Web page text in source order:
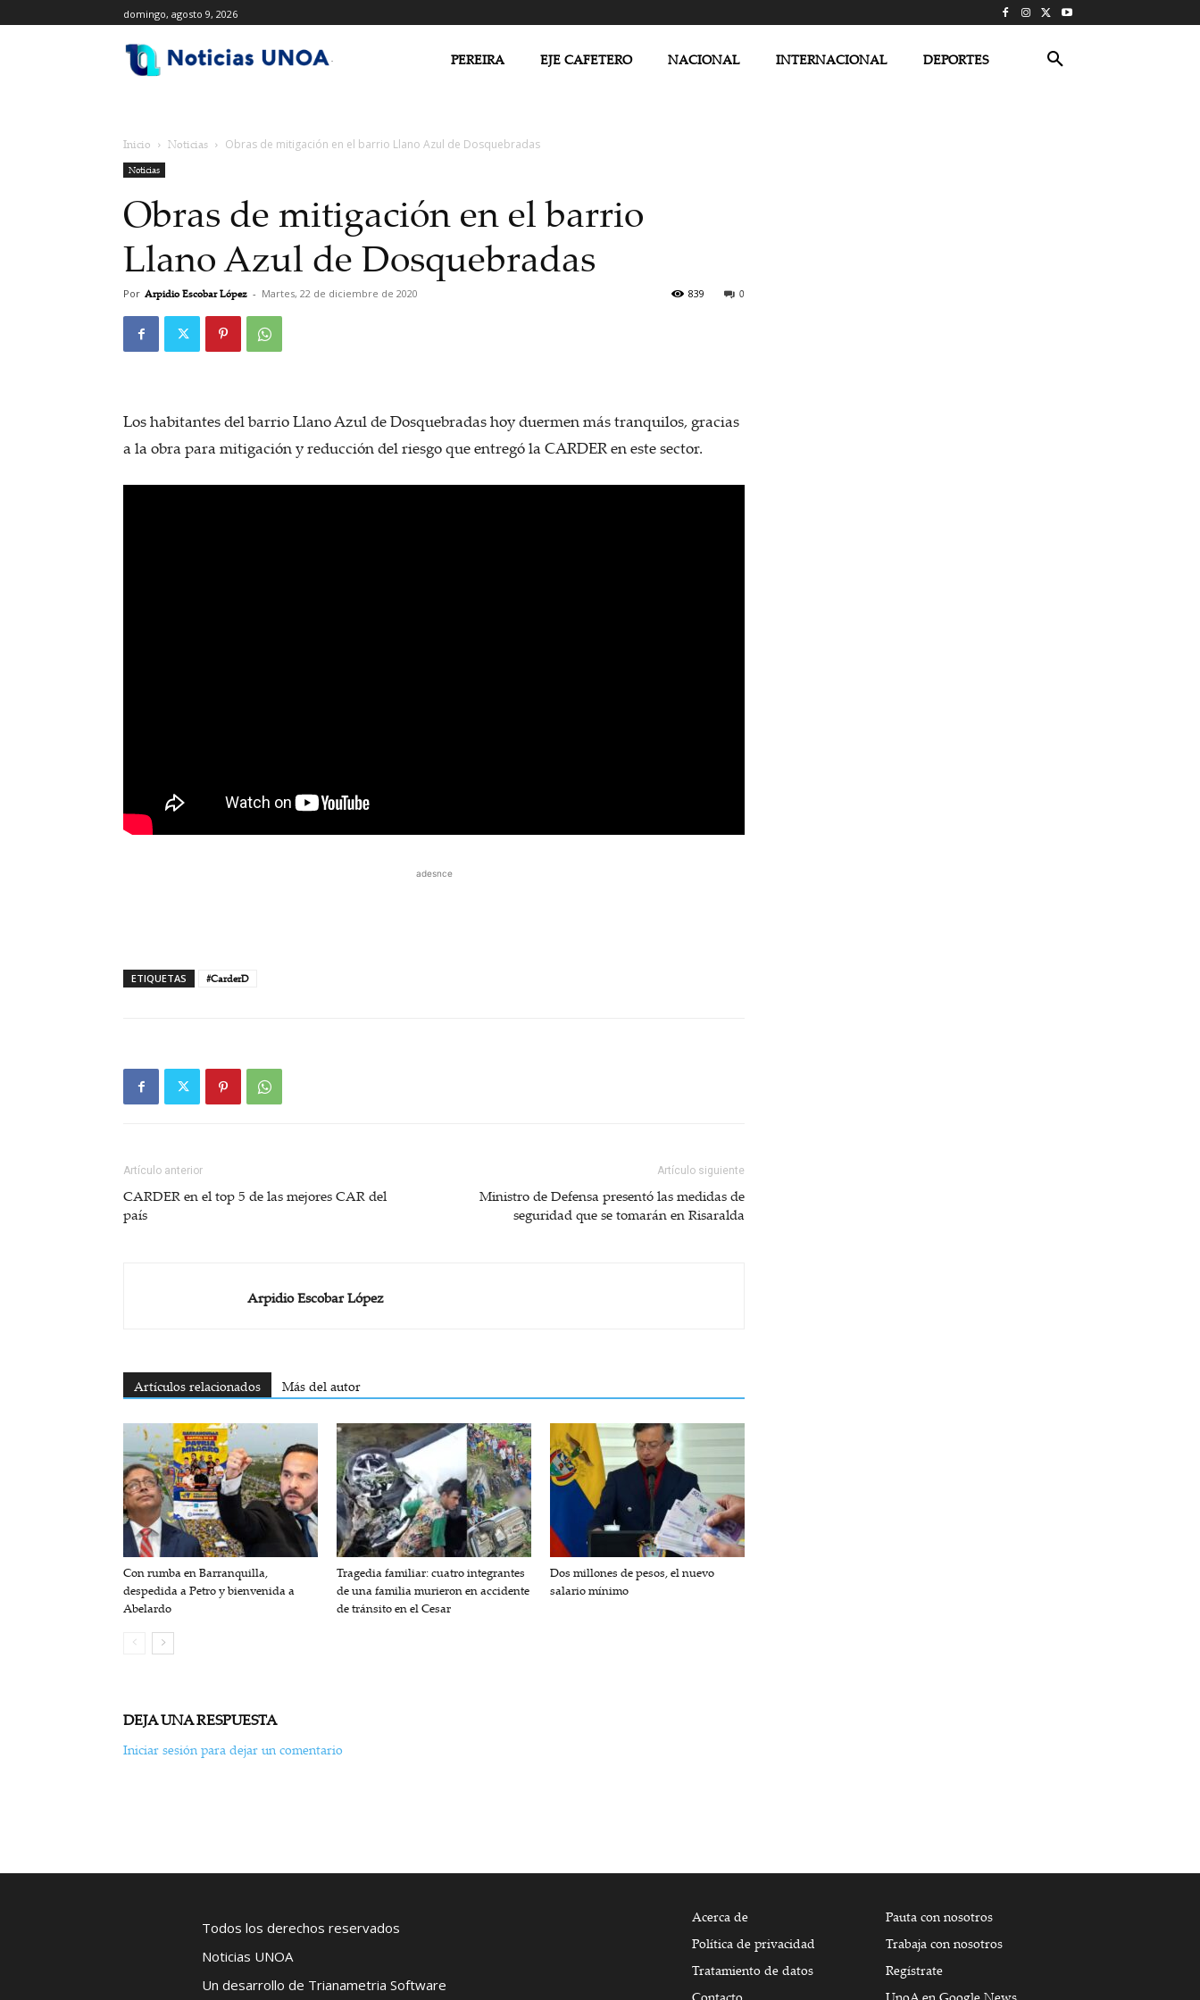
domingo, agosto 9, 2026
PEREIRA EJE CAFETERO NACIONAL INTERNACIONAL DEPORTES
Inicio Noticias Obras de mitigación en el barrio Llano Azul de Dosquebradas
Noticias
Obras de mitigación en el barrio
Llano Azul de Dosquebradas
Por Arpidio Escobar López - Martes, 22 de diciembre de 2020 0
839
Los habitantes del barrio Llano Azul de Dosquebradas hoy duermen más tranquilos, gracias
a la obra para mitigación y reducción del riesgo que entregó la CARDER en este sector.
adesnce
ETIQUETAS #CarderD
Artículo anterior
CARDER en el top 5 de las mejores CAR del
país
Artículo siguiente
Ministro de Defensa presentó las medidas de
seguridad que se tomarán en Risaralda
Arpidio Escobar López
Artículos relacionados Más del autor
Con rumba en Barranquilla,
despedida a Petro y bienvenida a
Abelardo
Tragedia familiar: cuatro integrantes
de una familia murieron en accidente
de tránsito en el Cesar
Dos millones de pesos, el nuevo
salario mínimo
DEJA UNA RESPUESTA
Iniciar sesión para dejar un comentario
Todos los derechos reservados
Noticias UNOA
Un desarrollo de Trianametria Software
Acerca de
Política de privacidad
Tratamiento de datos
Pauta con nosotros
Trabaja con nosotros
Regístrate